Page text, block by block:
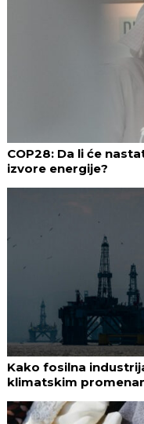
COP28: Da li će
izvore energije?
Kako fosilna
klimatskim